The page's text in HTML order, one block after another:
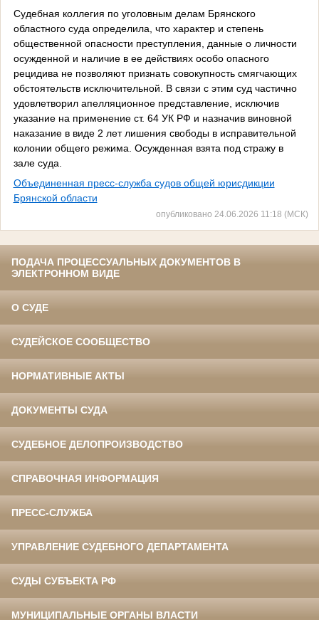
Судебная коллегия по уголовным делам Брянского
областного суда определила, что характер и степень
общественной опасности преступления, данные о личности
осужденной и наличие в ее действиях особо опасного
рецидива не позволяют признать совокупность смягчающих
обстоятельств исключительной. В связи с этим суд частично
удовлетворил апелляционное представление, исключив
указание на применение ст. 64 УК РФ и назначив виновной
наказание в виде 2 лет лишения свободы в исправительной
колонии общего режима. Осужденная взята под стражу в
зале суда.
Объединенная пресс-служба судов общей юрисдикции
Брянской области
опубликовано 24.06.2026 11:18 (МСК)
ПОДАЧА ПРОЦЕССУАЛЬНЫХ ДОКУМЕНТОВ В
ЭЛЕКТРОННОМ ВИДЕ
О СУДЕ
СУДЕЙСКОЕ СООБЩЕСТВО
НОРМАТИВНЫЕ АКТЫ
ДОКУМЕНТЫ СУДА
СУДЕБНОЕ ДЕЛОПРОИЗВОДСТВО
СПРАВОЧНАЯ ИНФОРМАЦИЯ
ПРЕСС-СЛУЖБА
УПРАВЛЕНИЕ СУДЕБНОГО ДЕПАРТАМЕНТА
СУДЫ СУБЪЕКТА РФ
МУНИЦИПАЛЬНЫЕ ОРГАНЫ ВЛАСТИ